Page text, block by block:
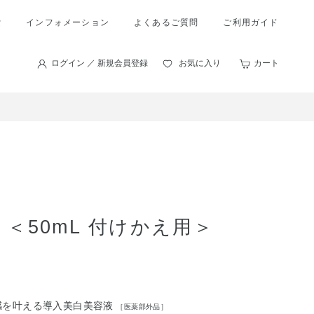
インフォメーション よくあるご質問 ご利用ガイド
ログイン ／ 新規会員登録 お気に入り カート
50mL 付けかえ用＞
叶える導入美白美容液 ［医薬部外品］